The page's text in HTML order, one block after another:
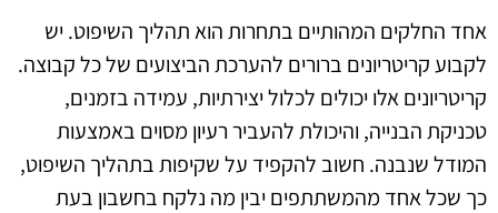
אחד החלקים המהותיים בתחרות הוא תהליך השיפוט. יש
לקבוע קריטריונים ברורים להערכת הביצועים של כל קבוצה.
קריטריונים אלו יכולים לכלול יצירתיות, עמידה בזמנים,
טכניקת הבנייה, והיכולת להעביר רעיון מסוים באמצעות
המודל שנבנה. חשוב להקפיד על שקיפות בתהליך השיפוט,
כך שכל אחד מהמשתתפים יבין מה נלקח בחשבון בעת